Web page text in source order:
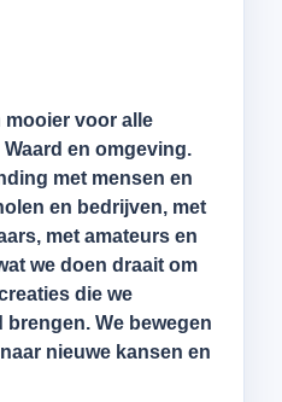
mooier voor alle
en omgeving.
met mensen en
en bedrijven, met
met amateurs en
we doen draait om
die we
We bewegen
nieuwe kansen en